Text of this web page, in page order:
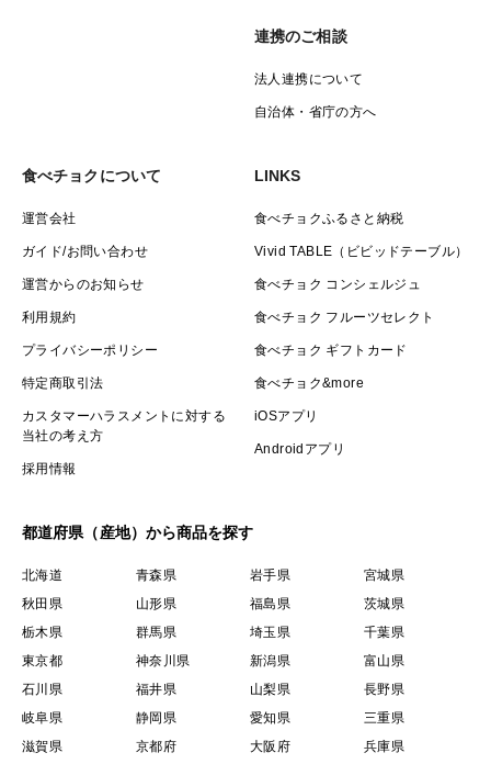
連携のご相談
法人連携について
自治体・省庁の方へ
食べチョクについて
運営会社
ガイド/お問い合わせ
運営からのお知らせ
利用規約
プライバシーポリシー
特定商取引法
カスタマーハラスメントに対する
当社の考え方
採用情報
LINKS
食べチョクふるさと納税
Vivid TABLE（ビビッドテーブル）
食べチョク コンシェルジュ
食べチョク フルーツセレクト
食べチョク ギフトカード
食べチョク&more
iOSアプリ
Androidアプリ
都道府県（産地）から商品を探す
北海道 青森県 岩手県
宮城県
秋田県
山形県 福島県
茨城県
栃木県
群馬県 埼玉県
千葉県
東京都
神奈川県 新潟県
富山県
石川県
福井県 山梨県
長野県
岐阜県
静岡県 愛知県
三重県
滋賀県
京都府 大阪府 兵庫県